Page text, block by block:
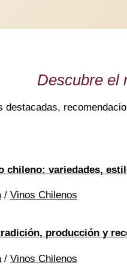
Descubre el
destacadas,
chileno: variedades,
/ Vinos Chilenos
producción y
/ Vinos Chilenos